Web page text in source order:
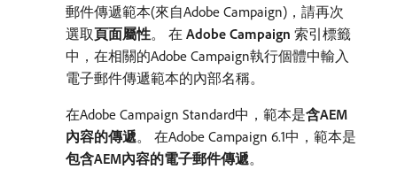
郵件傳遞範本(來自Adobe Campaign)，請再次
選取​頁面屬性。 在​ Adobe Campaign ​索引標籤
中，在相關的Adobe Campaign執行個體中輸入
電子郵件傳遞範本的內部名稱。
在Adobe Campaign Standard中，範本是​含AEM
內容的傳遞。 在Adobe Campaign 6.1中，範本是​
包含AEM內容的電子郵件傳遞。